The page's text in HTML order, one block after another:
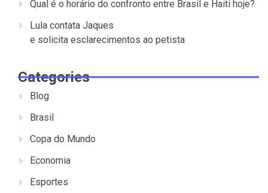
Qual é o horário do confronto entre Brasil e Haiti hoje?
Lula contata Jaques
e solicita esclarecimentos ao petista
Categories
Blog
Brasil
Copa do Mundo
Economia
Esportes